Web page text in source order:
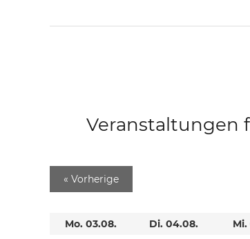
Veranstaltungen
« Vorherige
Mo. 03.08.
Di. 04.08.